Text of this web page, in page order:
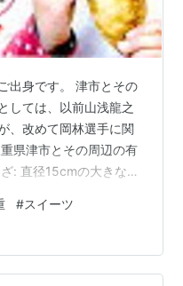
出身です。 津市とその
しては、以前山浅龍之
、改めて岡林選手に関
県津市とその周辺の有
: 直径15cmの大きな揚
レンチン津ぎょうざ
餃子 お取り寄せグルメ
料【麦一等兵】原材料
当地グルメ ゴールドグ
#スイーツ